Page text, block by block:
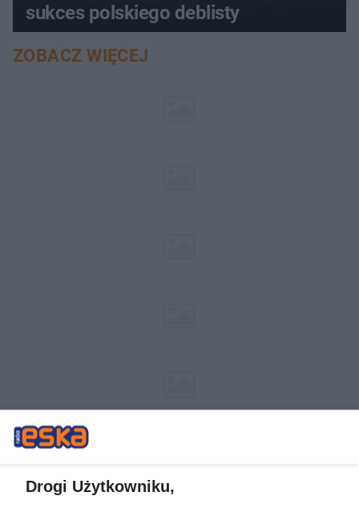
sukces polskiego deblisty
ZOBACZ WIĘCEJ
Drogi Użytkowniku,